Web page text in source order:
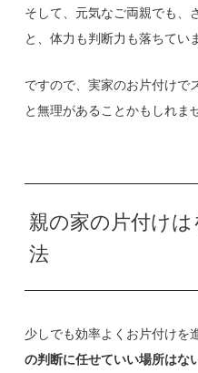
そして、元気なご両親でも、
と、体力も判断力も落ちてい
ですので、実家のお片付けで
と無理があることかもしれま
親の家の片付け
法
少しでも効率よくお片付けを
の判断に任せていい場所はな